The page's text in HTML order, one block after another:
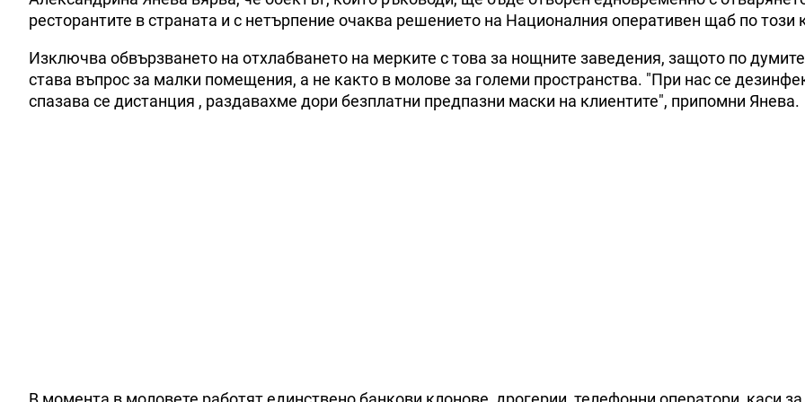
ресторантите в страната и с нетърпение очаква решението на Националния оперативен щаб по този
Изключва обвързването на отхлабването на мерките с това за нощните заведения, защото по
става въпрос за малки помещения, а не както в молове за големи пространства. "При нас се
спазава се дистанция , раздавахме дори безплатни предпазни маски на клиентите", припомни Янева.